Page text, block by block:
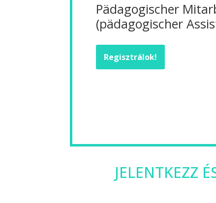
Pädagogischer
(pädagogischer
Regisztrálok!
JELENTKEZZ